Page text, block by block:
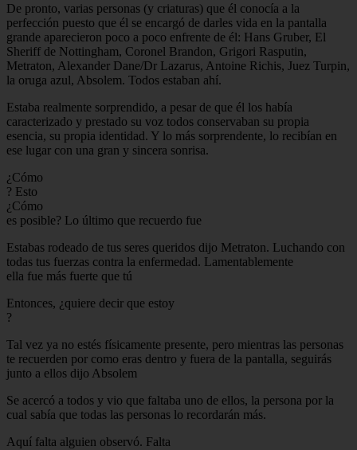
De pronto, varias personas (y criaturas) que él conocía a la
perfección puesto que él se encargó de darles vida en la pantalla
grande aparecieron poco a poco enfrente de él: Hans Gruber, El
Sheriff de Nottingham, Coronel Brandon, Grigori Rasputin,
Metraton, Alexander Dane/Dr Lazarus, Antoine Richis, Juez Turpin,
la oruga azul, Absolem. Todos estaban ahí.
Estaba realmente sorprendido, a pesar de que él los había
caracterizado y prestado su voz todos conservaban su propia
esencia, su propia identidad. Y lo más sorprendente, lo recibían en
ese lugar con una gran y sincera sonrisa.
¿Cómo
? Esto
¿Cómo
es posible? Lo último que recuerdo fue
Estabas rodeado de tus seres queridos dijo Metraton. Luchando con
todas tus fuerzas contra la enfermedad. Lamentablemente
ella fue más fuerte que tú
Entonces, ¿quiere decir que estoy
?
Tal vez ya no estés físicamente presente, pero mientras las personas
te recuerden por como eras dentro y fuera de la pantalla, seguirás
junto a ellos dijo Absolem
Se acercó a todos y vio que faltaba uno de ellos, la persona por la
cual sabía que todas las personas lo recordarán más.
Aquí falta alguien observó. Falta